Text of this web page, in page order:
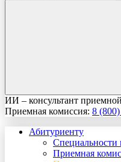
ИИ – консультант
Приемная комиссия: 8
Абитуриенту
Специальности
Приемная